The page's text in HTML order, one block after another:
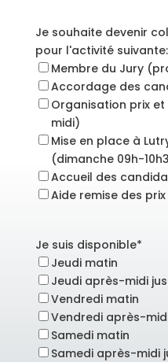
Je souhaite devenir
pour l'activité suivante:
Membre du Jury
Accordage des
Organisation prix
midi)
Mise en place à
(dimanche 09h-
Accueil des
Aide remise des
Je suis disponible*
Jeudi matin
Jeudi après-midi
Vendredi matin
Vendredi après-
Samedi matin
Samedi après-midi